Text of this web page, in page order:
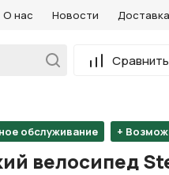
О нас Новости Доставка
Сравнить
обслуживание +
велосипед